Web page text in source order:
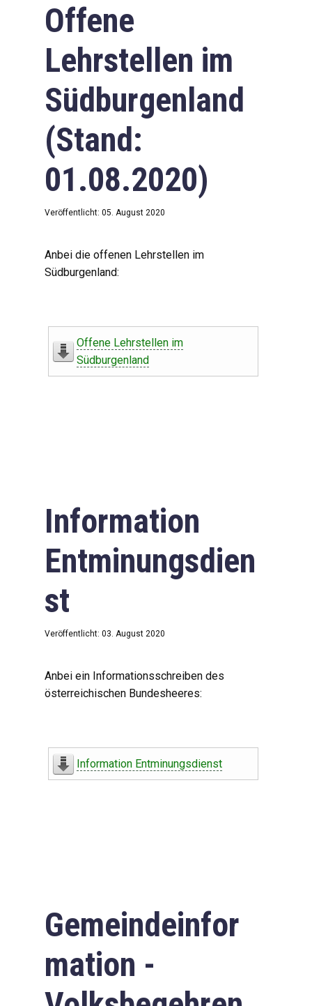
Offene
Lehrstellen im
Südburgenland
(Stand:
01.08.2020)
Veröffentlicht: 05. August 2020
Anbei die offenen Lehrstellen im
Südburgenland:
Offene Lehrstellen im
Südburgenland
Information
Entminungsdien
st
Veröffentlicht: 03. August 2020
Anbei ein Informationsschreiben des
österreichischen Bundesheeres:
Information Entminungsdienst
Gemeindeinfor
mation -